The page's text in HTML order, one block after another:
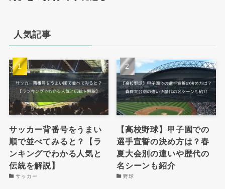
人気記事
サッカー背番号をうまい
順で並べてみると？【ラ
ンキングでわかる人気と
伝統を解説】
サッカー
【高校野球】甲子園での
選手宣誓の決め方は？春
夏大会別の違いや歴代の
名シーンも紹介
野球